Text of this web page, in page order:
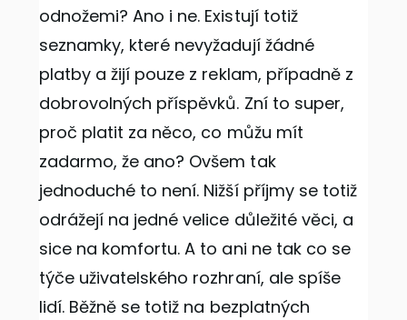
odnožemi? Ano i ne. Existují totiž
seznamky, které nevyžadují žádné
platby a žijí pouze z reklam, případně z
dobrovolných příspěvků. Zní to super,
proč platit za něco, co můžu mít
zadarmo, že ano? Ovšem tak
jednoduché to není. Nižší příjmy se totiž
odrážejí na jedné velice důležité věci, a
sice na komfortu. A to ani ne tak co se
týče uživatelského rozhraní, ale spíše
lidí. Běžně se totiž na bezplatných